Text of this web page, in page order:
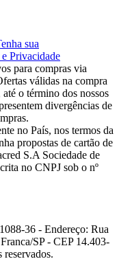
sua
e Privacidade
para compras via
válidas na compra
o término dos nossos
divergências de
no País, nos termos da
propostas de cartão de
S.A Sociedade de
no CNPJ sob o nº
36 - Endereço: Rua
SP - CEP 14.403-